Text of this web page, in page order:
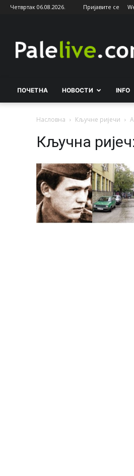
Четвртак 06.08.2026. Пријавите се
ПОЧЕТНА НОВОСТИ INFO
Насловна Кључне ријечи
Кључна